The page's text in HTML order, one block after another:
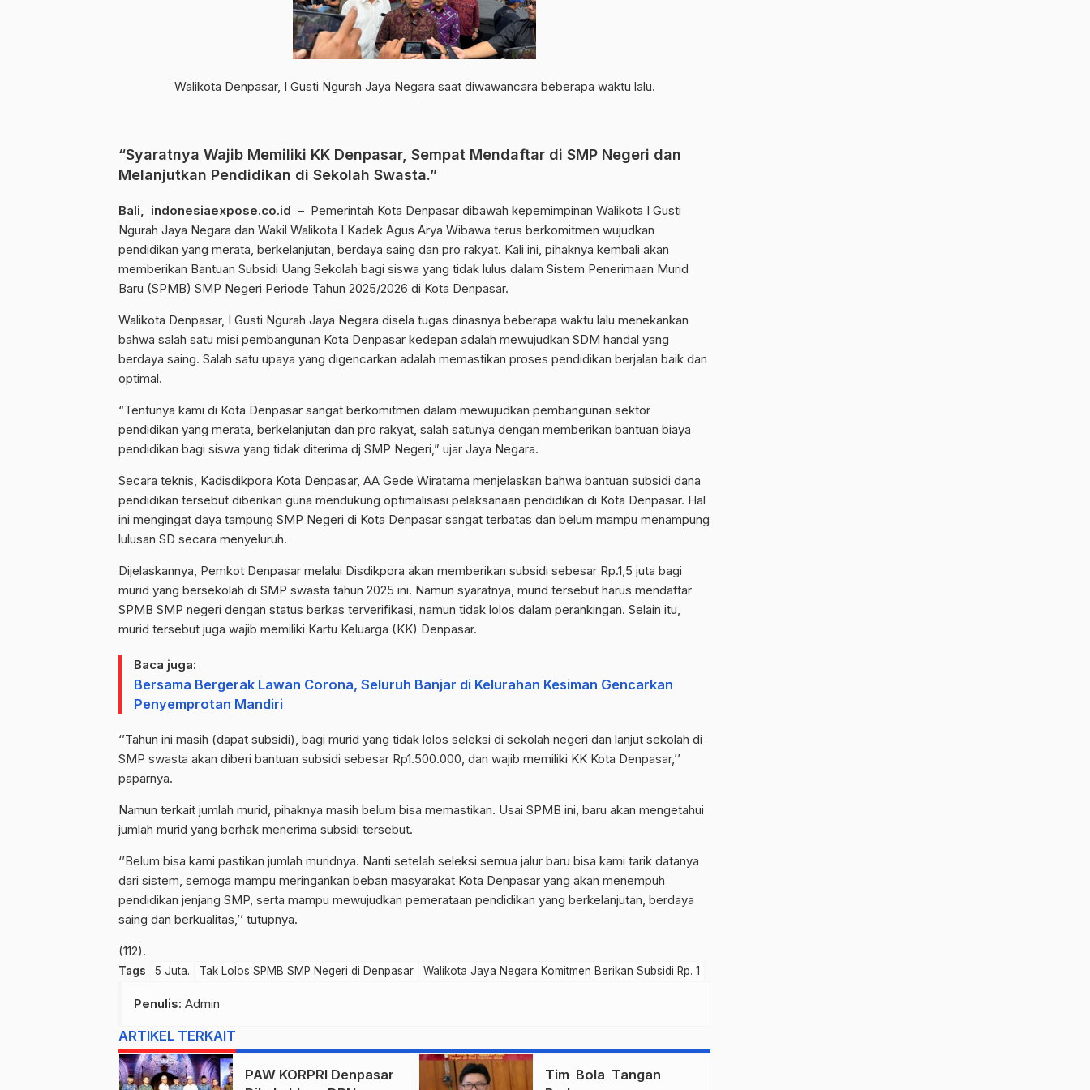
Walikota Denpasar, I Gusti Ngurah Jaya Negara saat diwawancara beberapa waktu lalu.
“Syaratnya Wajib Memiliki KK Denpasar, Sempat Mendaftar di SMP Negeri dan
Melanjutkan Pendidikan di Sekolah Swasta.”
Bali, indonesiaexpose.co.id – Pemerintah Kota Denpasar dibawah kepemimpinan Walikota I Gusti
Ngurah Jaya Negara dan Wakil Walikota I Kadek Agus Arya Wibawa terus berkomitmen wujudkan
pendidikan yang merata, berkelanjutan, berdaya saing dan pro rakyat. Kali ini, pihaknya kembali akan
memberikan Bantuan Subsidi Uang Sekolah bagi siswa yang tidak lulus dalam Sistem Penerimaan Murid
Baru (SPMB) SMP Negeri Periode Tahun 2025/2026 di Kota Denpasar.
Walikota Denpasar, I Gusti Ngurah Jaya Negara disela tugas dinasnya beberapa waktu lalu menekankan
bahwa salah satu misi pembangunan Kota Denpasar kedepan adalah mewujudkan SDM handal yang
berdaya saing. Salah satu upaya yang digencarkan adalah memastikan proses pendidikan berjalan baik dan
optimal.
“Tentunya kami di Kota Denpasar sangat berkomitmen dalam mewujudkan pembangunan sektor
pendidikan yang merata, berkelanjutan dan pro rakyat, salah satunya dengan memberikan bantuan biaya
pendidikan bagi siswa yang tidak diterima dj SMP Negeri,” ujar Jaya Negara.
Secara teknis, Kadisdikpora Kota Denpasar, AA Gede Wiratama menjelaskan bahwa bantuan subsidi dana
pendidikan tersebut diberikan guna mendukung optimalisasi pelaksanaan pendidikan di Kota Denpasar. Hal
ini mengingat daya tampung SMP Negeri di Kota Denpasar sangat terbatas dan belum mampu menampung
lulusan SD secara menyeluruh.
Dijelaskannya, Pemkot Denpasar melalui Disdikpora akan memberikan subsidi sebesar Rp.1,5 juta bagi
murid yang bersekolah di SMP swasta tahun 2025 ini. Namun syaratnya, murid tersebut harus mendaftar
SPMB SMP negeri dengan status berkas terverifikasi, namun tidak lolos dalam perankingan. Selain itu,
murid tersebut juga wajib memiliki Kartu Keluarga (KK) Denpasar.
Baca juga:
Bersama Bergerak Lawan Corona, Seluruh Banjar di Kelurahan Kesiman Gencarkan
Penyemprotan Mandiri
‘’Tahun ini masih (dapat subsidi), bagi murid yang tidak lolos seleksi di sekolah negeri dan lanjut sekolah di
SMP swasta akan diberi bantuan subsidi sebesar Rp1.500.000, dan wajib memiliki KK Kota Denpasar,’’
paparnya.
Namun terkait jumlah murid, pihaknya masih belum bisa memastikan. Usai SPMB ini, baru akan mengetahui
jumlah murid yang berhak menerima subsidi tersebut.
‘’Belum bisa kami pastikan jumlah muridnya. Nanti setelah seleksi semua jalur baru bisa kami tarik datanya
dari sistem, semoga mampu meringankan beban masyarakat Kota Denpasar yang akan menempuh
pendidikan jenjang SMP, serta mampu mewujudkan pemerataan pendidikan yang berkelanjutan, berdaya
saing dan berkualitas,’’ tutupnya.
(112).
Tags 5 Juta. Tak Lolos SPMB SMP Negeri di Denpasar Walikota Jaya Negara Komitmen Berikan Subsidi Rp. 1
Penulis: Admin
ARTIKEL TERKAIT
PAW KORPRI Denpasar
Tim Bola Tangan